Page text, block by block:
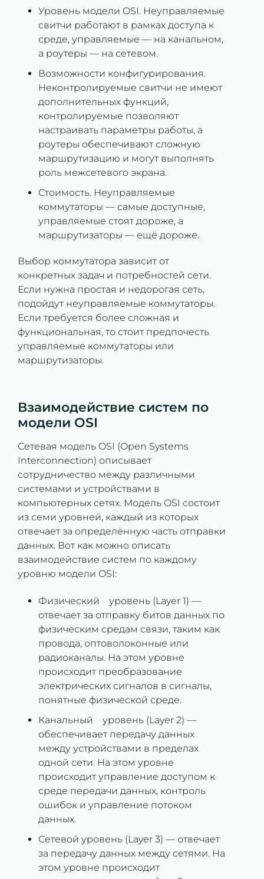
Уровень модели OSI. Неуправляемые
свитчи работают в рамках доступа к
среде, управляемые — на канальном,
а роутеры — на сетевом.
Возможности конфигурирования.
Неконтролируемые свитчи не имеют
дополнительных функций,
контролируемые позволяют
настраивать параметры работы, а
роутеры обеспечивают сложную
маршрутизацию и могут выполнять
роль межсетевого экрана.
Стоимость. Неуправляемые
коммутаторы — самые доступные,
управляемые стоят дороже, а
маршрутизаторы — ещё дороже.
Выбор коммутатора зависит от
конкретных задач и потребностей сети.
Если нужна простая и недорогая сеть,
подойдут неуправляемые коммутаторы.
Если требуется более сложная и
функциональная, то стоит предпочесть
управляемые коммутаторы или
маршрутизаторы.
Взаимодействие систем по
модели OSI
Сетевая модель OSI (Open Systems
Interconnection) описывает
сотрудничество между различными
системами и устройствами в
компьютерных сетях. Модель OSI состоит
из семи уровней, каждый из которых
отвечает за определённую часть отправки
данных. Вот как можно описать
взаимодействие систем по каждому
уровню модели OSI:
Физический уровень (Layer 1) —
отвечает за отправку битов данных по
физическим средам связи, таким как
провода, оптоволоконные или
радиоканалы. На этом уровне
происходит преобразование
электрических сигналов в сигналы,
понятные физической среде.
Канальный уровень (Layer 2) —
обеспечивает передачу данных
между устройствами в пределах
одной сети. На этом уровне
происходит управление доступом к
среде передачи данных, контроль
ошибок и управление потоком
данных.
Сетевой уровень (Layer 3) — отвечает
за передачу данных между сетями. На
этом уровне происходит